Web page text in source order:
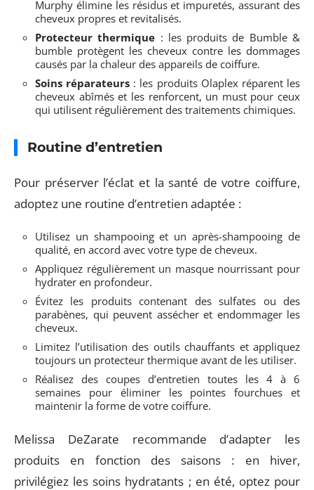
Murphy élimine les résidus et impuretés, assurant des
cheveux propres et revitalisés.
Protecteur thermique : les produits de Bumble &
bumble protègent les cheveux contre les dommages
causés par la chaleur des appareils de coiffure.
Soins réparateurs : les produits Olaplex réparent les
cheveux abîmés et les renforcent, un must pour ceux
qui utilisent régulièrement des traitements chimiques.
Routine d’entretien
Pour préserver l’éclat et la santé de votre coiffure,
adoptez une routine d’entretien adaptée :
Utilisez un shampooing et un après-shampooing de
qualité, en accord avec votre type de cheveux.
Appliquez régulièrement un masque nourrissant pour
hydrater en profondeur.
Évitez les produits contenant des sulfates ou des
parabènes, qui peuvent assécher et endommager les
cheveux.
Limitez l’utilisation des outils chauffants et appliquez
toujours un protecteur thermique avant de les utiliser.
Réalisez des coupes d’entretien toutes les 4 à 6
semaines pour éliminer les pointes fourchues et
maintenir la forme de votre coiffure.
Melissa DeZarate recommande d’adapter les
produits en fonction des saisons : en hiver,
privilégiez les soins hydratants ; en été, optez pour